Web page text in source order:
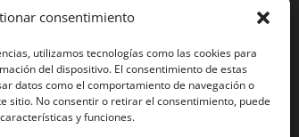
consentimiento
utilizamos tecnologías como las cookies para
del dispositivo. El consentimiento de estas
datos como el comportamiento de navegación o
sitio. No consentir o retirar el consentimiento, puede
y funciones.